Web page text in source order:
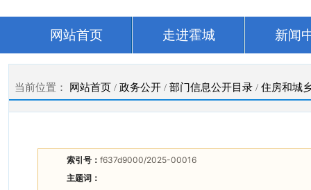
网站首页 走进霍城 新闻
当前位置： 网站首页 / 政务公开 / 部门信息公开目录 / 住房和城
索引号： f637d9000/2025-00016
主题词：